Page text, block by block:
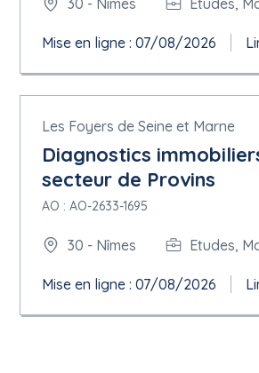
Mise en ligne : 07/08/2026
Les Foyers de Seine et Marne
Diagnostics
secteur de Provins
AO : AO-2633-1695
30 - Nîmes Etudes,
Mise en ligne : 07/08/2026